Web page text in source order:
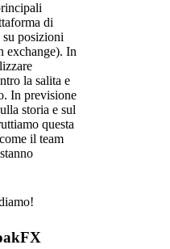
di
posizioni
exchange). In
la salita e
In previsione
storia e sul
questa
il team